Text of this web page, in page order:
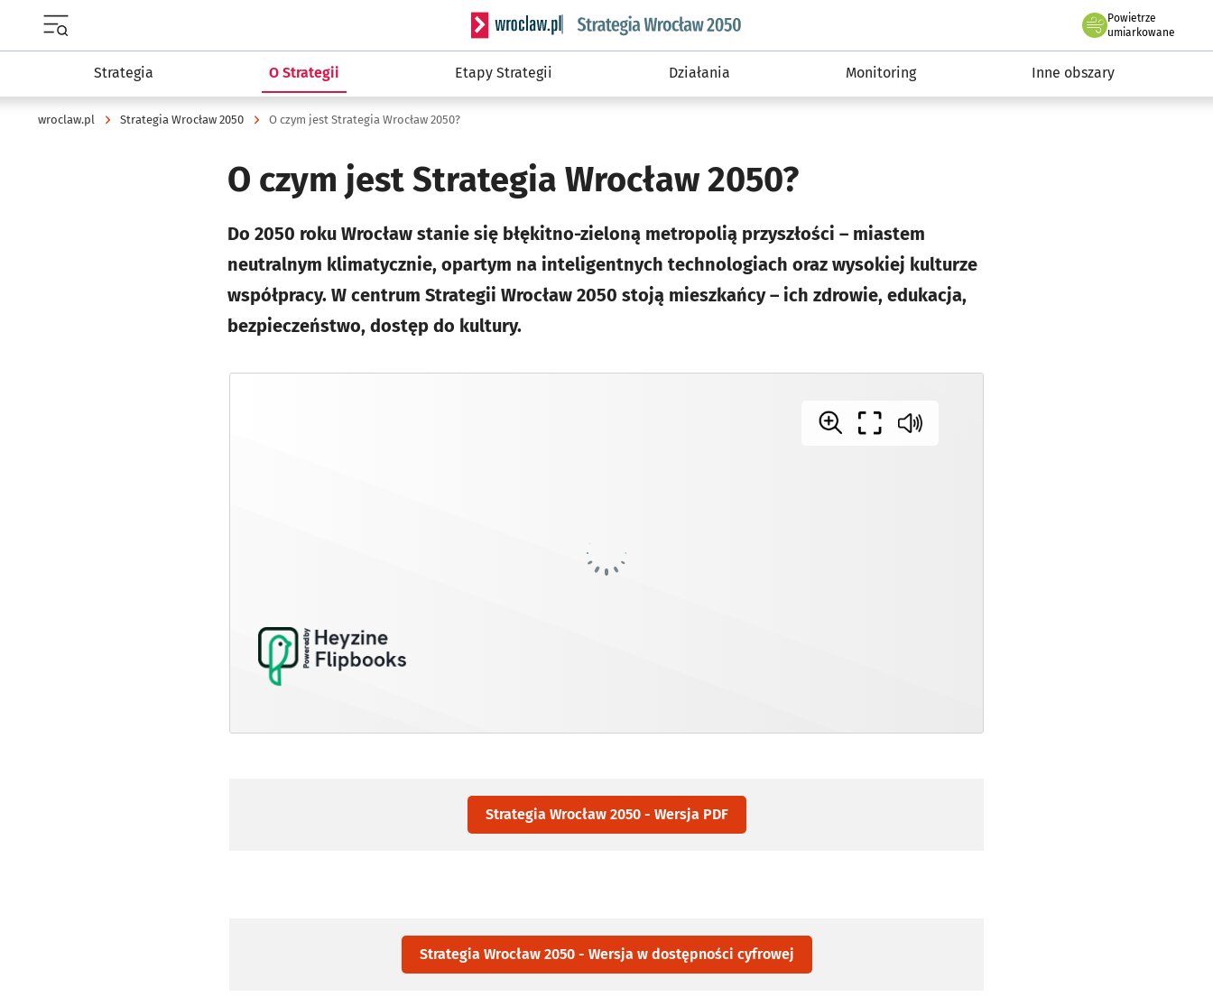
Serwis informacyjny wroclaw.pl podserwis: Strategia Wrocław 2050
Powietrze
we Wrocławiu
umiarkowane
Strategia O Strategii Etapy Strategii Działania Monitoring Inne obszary
wroclaw.pl Strategia Wrocław 2050 O czym jest Strategia Wrocław 2050?
O czym jest Strategia Wrocław 2050?
Do 2050 roku Wrocław stanie się błękitno-zieloną metropolią przyszłości – miastem
neutralnym klimatycznie, opartym na inteligentnych technologiach oraz wysokiej kulturze
współpracy. W centrum Strategii Wrocław 2050 stoją mieszkańcy – ich zdrowie, edukacja,
bezpieczeństwo, dostęp do kultury.
Strategia Wrocław 2050 - Wersja PDF
Strategia Wrocław 2050 - Wersja w dostępności cyfrowej